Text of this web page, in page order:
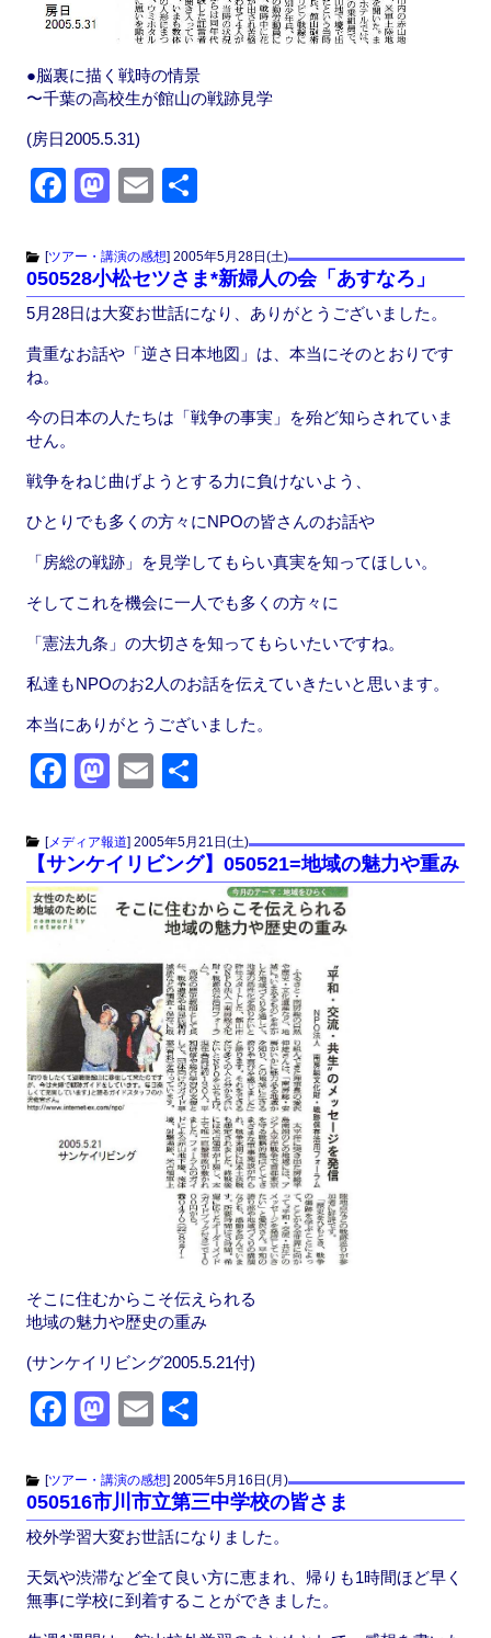
●脳裏に描く戦時の情景
〜千葉の高校生が館山の戦跡見学
(房日2005.5.31)
F
c
e
b
o
k
M
st
o
d
o
E
ail
[ツアー・講演の感想] 2005年5月28日(土)
050528小松セツさま*新婦人の会「あすなろ」
5月28日は大変お世話になり、ありがとうございました。
貴重なお話や「逆さ日本地図」は、本当にそのとおりです
ね。
今の日本の人たちは「戦争の事実」を殆ど知らされていま
せん。
戦争をねじ曲げようとする力に負けないよう、
ひとりでも多くの方々にNPOの皆さんのお話や
「房総の戦跡」を見学してもらい真実を知ってほしい。
そしてこれを機会に一人でも多くの方々に
「憲法九条」の大切さを知ってもらいたいですね。
私達もNPOのお2人のお話を伝えていきたいと思います。
本当にありがとうございました。
F
c
e
b
o
k
M
st
o
d
n
E
ail
[メディア報道] 2005年5月21日(土)
【サンケイリビング】050521=地域の魅力や重み
そこに住むからこそ伝えられる
地域の魅力や歴史の重み
(サンケイリビング2005.5.21付)
F
c
e
b
o
o
M
st
o
d
o
n
E
ail
[ツアー・講演の感想] 2005年5月16日(月)
050516市川市立第三中学校の皆さま
校外学習大変お世話になりました。
天気や渋滞など全て良い方に恵まれ、帰りも1時間ほど早く
無事に学校に到着することができました。